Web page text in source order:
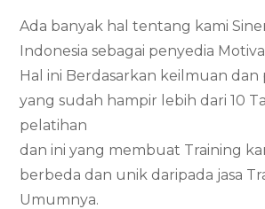
Ada banyak hal tentang kami
Indonesia sebagai penyedia
Hal ini Berdasarkan keilmuan dan
yang sudah hampir lebih dari 10
pelatihan
dan ini yang membuat Training
berbeda dan unik daripada jasa
Umumnya.